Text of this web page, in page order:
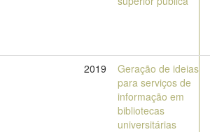
2019
Geração de ideias
para serviços de
informação em
bibliotecas
universitárias